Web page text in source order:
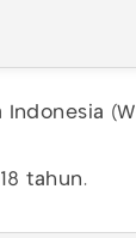
tahun.